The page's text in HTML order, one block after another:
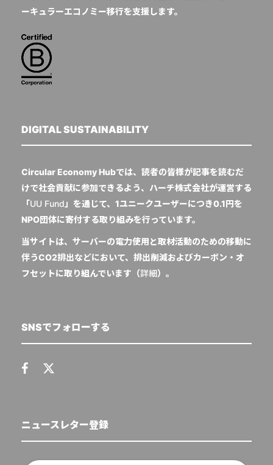
ーキュラーエコノミー移行を支援します。
DIGITAL SUSTAINABILITY
Circular Economy Hubでは、読者の皆様が記事を読むだ
けで社会貢献に参加できるよう、ハーチ株式会社が運営する
「UU Fund 」を通じて、1ユニークユーザーにつき0.1円を
NPO団体に寄付する取り組みを行っています。
当サイトは、サーバーの電力使用と取材活動のための移動に
伴うCO2排出などにおいて、排出削減およびカーボン・オ
フセットに取り組んでいます（詳細）。
SNSでフォローする
ニュースレター登録